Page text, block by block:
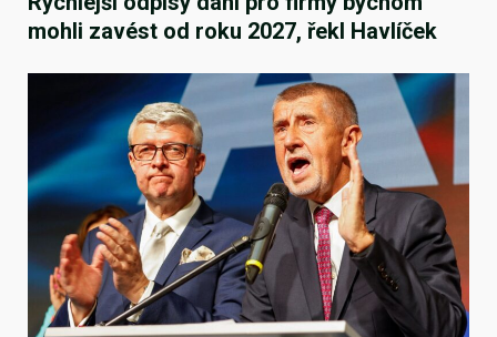
mohli zavést od roku 2027, řekl Havlíček